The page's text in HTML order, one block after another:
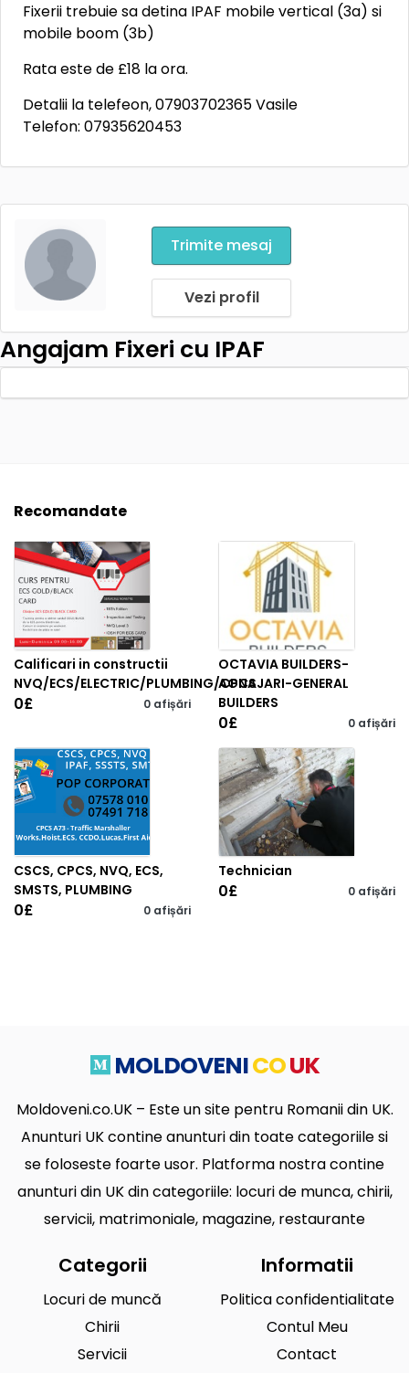
Fixerii trebuie sa detina IPAF mobile vertical (3a) si
mobile boom (3b)
Rata este de £18 la ora.
Detalii la telefeon, 07903702365 Vasile
Telefon: 07935620453
Trimite mesaj
Vezi profil
Angajam Fixeri cu IPAF
Recomandate
Calificari in constructii
NVQ/ECS/ELECTRIC/PLUMBING/CPCS
0£ 0 afișări
OCTAVIA BUILDERS-
AGNAJARI-GENERAL
BUILDERS
0£ 0 afișări
CSCS, CPCS, NVQ, ECS,
SMSTS, PLUMBING
0£ 0 afișări
Technician
0£ 0 afișări
MOLDOVENICOUK
Moldoveni.co.UK – Este un site pentru Romanii din UK.
Anunturi UK contine anunturi din toate categoriile si
se foloseste foarte usor. Platforma nostra contine
anunturi din UK din categoriile: locuri de munca, chirii,
servicii, matrimoniale, magazine, restaurante
Categorii
Locuri de muncă
Chirii
Servicii
Informatii
Politica confidentialitate
Contul Meu
Contact